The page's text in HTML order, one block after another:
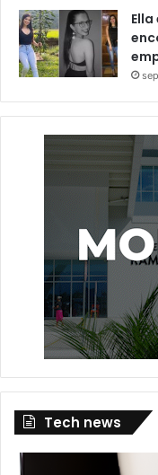
Tech news